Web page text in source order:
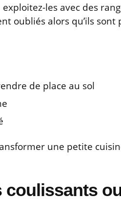
les avec des
oubliés alors qu’ils
de place au sol
une petite
coulissants